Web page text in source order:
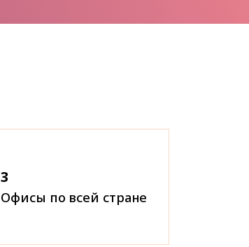
3
Офисы по всей стране